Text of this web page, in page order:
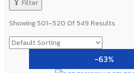
Filter
Showing 501–520 Of 549 Results
-63%